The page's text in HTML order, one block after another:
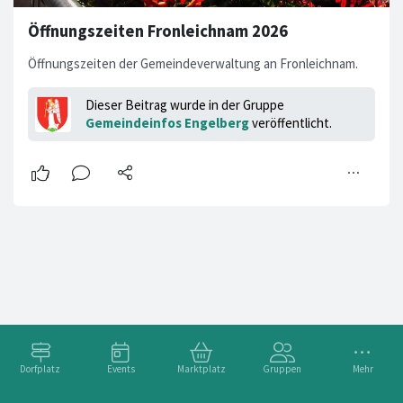
Dorfplatz Events Marktplatz Gruppen Mehr
Öffnungszeiten Fronleichnam 2026
Öffnungszeiten der Gemeindeverwaltung an Fronleichnam.
Dieser Beitrag wurde in der Gruppe
Gemeindeinfos Engelbergveröffentlicht.